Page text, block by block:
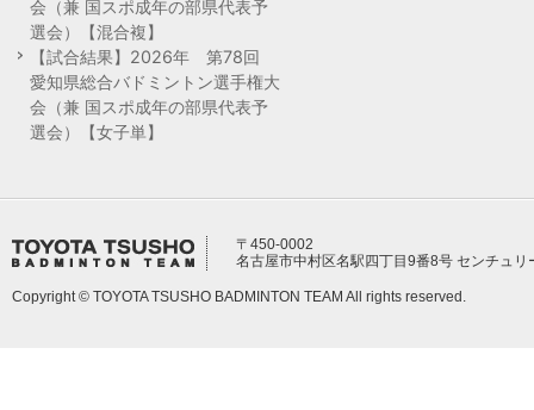
会（兼 国スポ成年の部県代表予
選会）【混合複】
【試合結果】2026年 第78回
愛知県総合バドミントン選手権大
会（兼 国スポ成年の部県代表予
選会）【女子単】
〒450-0002
名古屋市中村区名駅四丁目9番8号 センチュリ
Copyright © TOYOTA TSUSHO BADMINTON TEAM All rights reserved.